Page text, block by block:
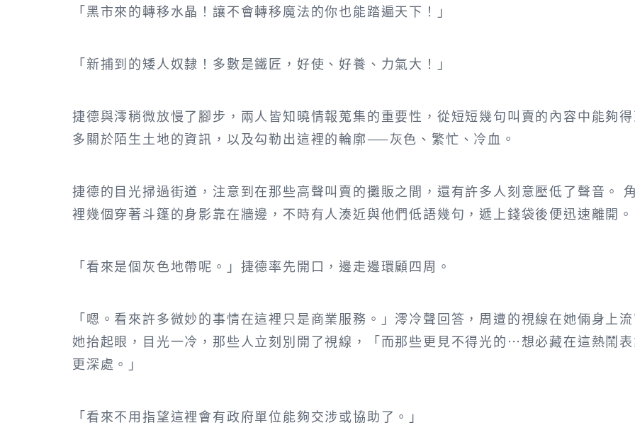
「黑市來的轉移水晶！讓不會轉移魔法的你也能踏遍天下！」
「新捕到的矮人奴隸！多數是鐵匠，好使、好養、力氣大！」
捷德與澪稍微放慢了腳步，兩人皆知曉情報蒐集的重要性，從短短幾句叫賣的內容中能夠
多關於陌生土地的資訊，以及勾勒出這裡的輪廓——灰色、繁忙、冷血。
捷德的目光掃過街道，注意到在那些高聲叫賣的攤販之間，還有許多人刻意壓低了聲音。
裡幾個穿著斗篷的身影靠在牆邊，不時有人湊近與他們低語幾句，遞上錢袋後便迅速離開。
「看來是個灰色地帶呢。」捷德率先開口，邊走邊環顧四周。
「嗯。看來許多微妙的事情在這裡只是商業服務。」澪冷聲回答，周遭的視線在她倆身上
她抬起眼，目光一冷，那些人立刻別開了視線，「而那些更見不得光的…想必藏在這熱鬧
更深處。」
「看來不用指望這裡會有政府單位能夠交涉或協助了。」